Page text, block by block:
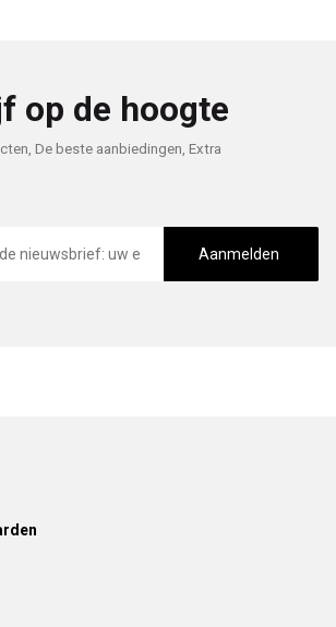
op de hoogte
De beste aanbiedingen, Extra
Aanmelden